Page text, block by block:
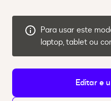
Para usar este
laptop, tablet ou
Editar e